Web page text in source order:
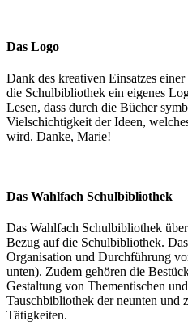
Das Logo
Dank des kreativen Einsatzes
die Schulbibliothek ein eigenes
Lesen, dass durch die Bücher
Vielschichtigkeit der Ideen,
wird. Danke, Marie!
Das Wahlfach Schulbibliothek
Das Wahlfach Schulbibliothek
Bezug auf die Schulbibliothek.
Organisation und Durchführung
unten). Zudem gehören die
Gestaltung von Thementischen
Tauschbibliothek der neunten und
Tätigkeiten.